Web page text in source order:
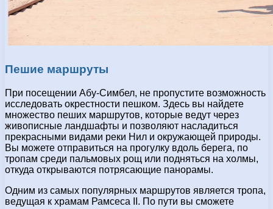
Пешие маршруты
При посещении Абу-Симбел, не пропустите возможность
исследовать окрестности пешком. Здесь вы найдете
множество пеших маршрутов, которые ведут через
живописные ландшафты и позволяют насладиться
прекрасными видами реки Нил и окружающей природы.
Вы можете отправиться на прогулку вдоль берега, по
тропам среди пальмовых рощ или подняться на холмы,
откуда открываются потрясающие панорамы.
Одним из самых популярных маршрутов является тропа,
ведущая к храмам Рамсеса II. По пути вы сможете